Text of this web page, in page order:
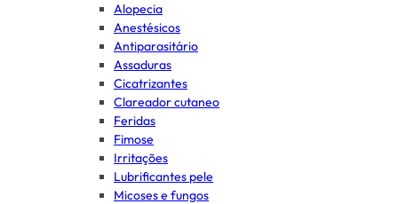
Alopecia
Anestésicos
Antiparasitário
Assaduras
Cicatrizantes
Clareador cutaneo
Feridas
Fimose
Irritações
Lubrificantes pele
Micoses e fungos